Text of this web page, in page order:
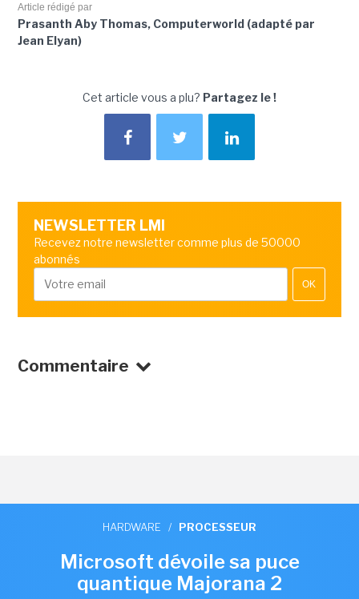
Article rédigé par
Prasanth Aby Thomas, Computerworld (adapté par
Jean Elyan)
Cet article vous a plu? Partagez le !
NEWSLETTER LMI
Recevez notre newsletter comme plus de 50000
abonnés
OK
Commentaire
HARDWARE / PROCESSEUR
Microsoft dévoile sa puce
quantique Majorana 2